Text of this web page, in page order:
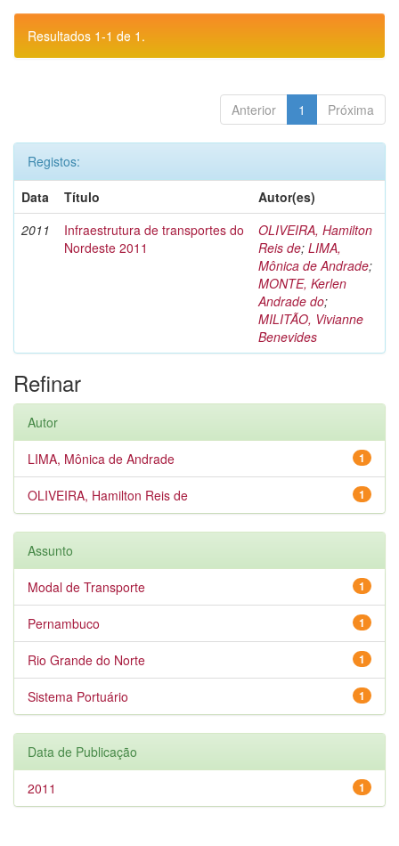
Resultados 1-1 de 1.
Anterior 1 Próxima
Registos:
Data
Título
Autor(es)
2011
Infraestrutura de transportes do
Nordeste 2011
OLIVEIRA, Hamilton
Reis de; LIMA,
Mônica de Andrade;
MONTE, Kerlen
Andrade do;
MILITÃO, Vivianne
Benevides
Refinar
Autor
1
LIMA, Mônica de Andrade
1
OLIVEIRA, Hamilton Reis de
Assunto
1
Modal de Transporte
1
Pernambuco
1
Rio Grande do Norte
1
Sistema Portuário
Data de Publicação
1
2011